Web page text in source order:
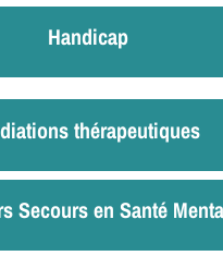
Handicap
thérapeutiques
Secours en Santé